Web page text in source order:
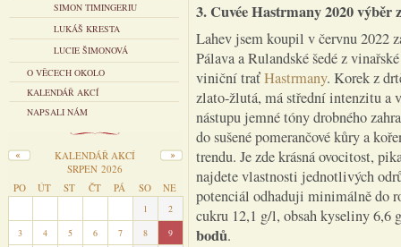
SIMON TIMINGERIU
LUKÁŠ KRESTA
LUCIE ŠIMONOVÁ
O VĚCECH OKOLO
KALENDÁŘ AKCÍ
NAPSALI NÁM
KALENDÁŘ AKCÍ
SRPEN 2026
PO
ÚT ST ČT PÁ SO NE
1
2
3
4 5 6 7 8
9
3. Cuvée Hastrmany 2020 výběr
Lahev jsem koupil v červnu 2022
Pálava a Rulandské šedé z
viniční traťHastrmany. Korek z
zlato-žlutá, má střední intenzitu a
nástupu jemné tóny drobného
do sušené pomerančové kůry a
trendu. Je zde krásná ovocitost,
najdete vlastnosti jednotlivých
potenciál odhaduji minimálně do
cukru 12,1 g/l, obsah kyseliny
bodů.